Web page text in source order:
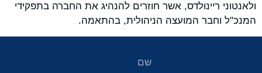
ולאנטוני ריינולדס, אשר חוזרים להנהיג את החברה בתפקידי
המנכ"ל וחבר המועצה הניהולית, בהתאמה.